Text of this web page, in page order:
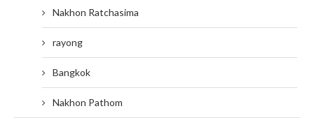
Nakhon Ratchasima
rayong
Bangkok
Nakhon Pathom